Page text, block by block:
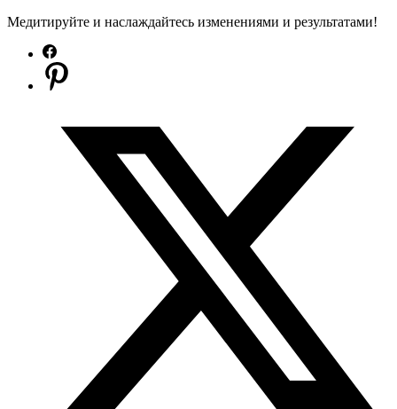
Медитируйте и наслаждайтесь изменениями и результатами!